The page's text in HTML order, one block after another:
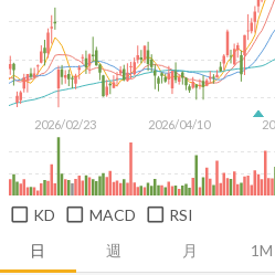
日 週 月 1M
2026/02/23 2026/04/10
KD MACD RSI